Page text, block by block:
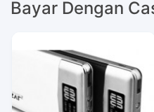
Bayar Dengan